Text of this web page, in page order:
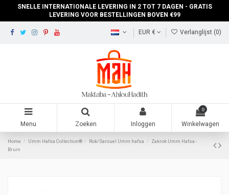
SNELLE INTERNATIONALE LEVERING IN 2 TOT 7 DAGEN - GRATIS
LEVERING VOOR BESTELLINGEN BOVEN €99
EUR € Verlanglijst (0)
Menu Zoeken Inloggen
0
Winkelwagen
Home Umm Hafsa Collection® Rok/Sarouel Umm hafsa
Zakrok Umm Hafsa -
Bruin